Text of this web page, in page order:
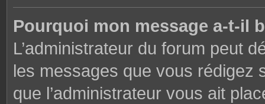
Pourquoi mon message a-t-il
L’administrateur du forum peut
les messages que vous rédigez
que l’administrateur vous ait